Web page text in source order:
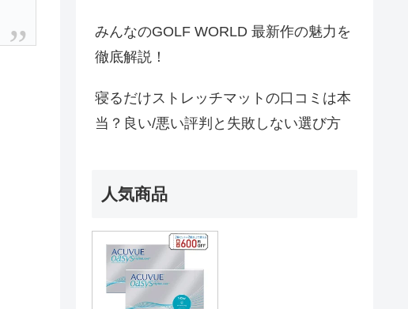
みんなのGOLF WORLD 最新作の魅力を
徹底解説！
寝るだけストレッチマットの口コミは本
当？良い/悪い評判と失敗しない選び方
人気商品